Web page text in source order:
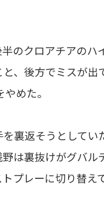
のクロアチアのハ
、後方でミスが出
めた。
裏返そうとしてい
は裏抜けがグバル
プレーに切り替え